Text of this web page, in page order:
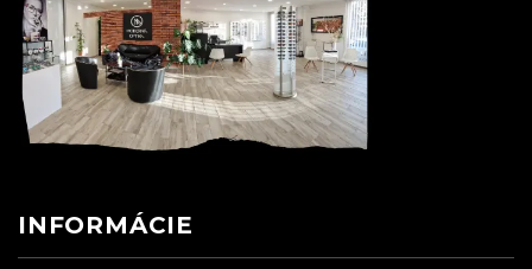
INFORMÁCIE